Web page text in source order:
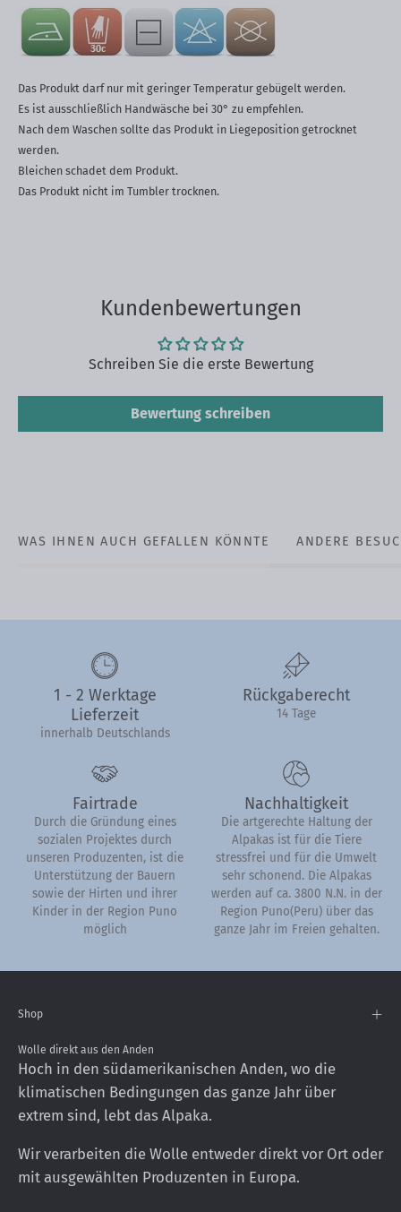
Das Produkt darf nur mit geringer Temperatur gebügelt werden.
Es ist ausschließlich Handwäsche bei 30° zu empfehlen.
Nach dem Waschen sollte das Produkt in Liegeposition getrocknet
werden.
Bleichen schadet dem Produkt.
Das Produkt nicht im Tumbler trocknen.
Kundenbewertungen
Schreiben Sie die erste Bewertung
Bewertung schreiben
WAS IHNEN AUCH GEFALLEN KÖNNTE ANDERE
1 - 2 Werktage
Lieferzeit
innerhalb Deutschlands
Rückgaberecht
14 Tage
Fairtrade
Durch die Gründung eines
sozialen Projektes durch
unseren Produzenten, ist die
Unterstützung der Bauern
sowie der Hirten und ihrer
Kinder in der Region Puno
möglich
Nachhaltigkeit
Die artgerechte Haltung der
Alpakas ist für die Tiere
stressfrei und für die Umwelt
sehr schonend. Die Alpakas
werden auf ca. 3800 N.N. in der
Region Puno(Peru) über das
ganze Jahr im Freien gehalten.
Shop
Wolle direkt aus den Anden
Hoch in den südamerikanischen Anden, wo die
klimatischen Bedingungen das ganze Jahr über
extrem sind, lebt das Alpaka.
Wir verarbeiten die Wolle entweder direkt vor Ort oder
mit ausgewählten Produzenten in Europa.